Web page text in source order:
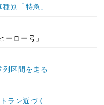
別「特急」
ーロー号」
列区間を走る
ラン近づく